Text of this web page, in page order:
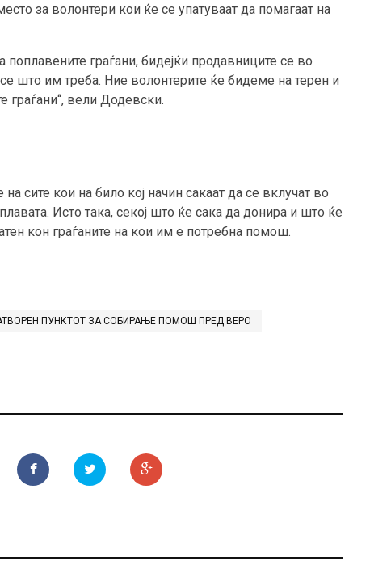
за волонтери кои ќе се упатуваат да помагаат на
граѓани, бидејќи продавниците се во
што им треба. Ние волонтерите ќе бидеме на терен и
граѓани“, вели Додевски.
сите кои на било кој начин сакаат да се вклучат во
Исто така, секој што ќе сака да донира и што ќе
кон граѓаните на кои им е потребна помош.
ПУНКТОТ ЗА СОБИРАЊЕ ПОМОШ ПРЕД ВЕРО